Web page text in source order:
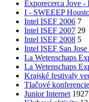
Exporecerca Jove -
I - SWEEEP
Intel ISEF 2006 7
Intel ISEF 2007 29
Intel ISEF 2008 5
Intel ISEF San Jose
La Wetenschaps
La Wetenschaps
Krajské festivaly
Tlačové konferencie
Junior Internet 1927